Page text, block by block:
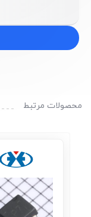
محصولات مرتبط